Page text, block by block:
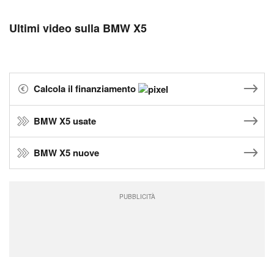
Ultimi video sulla BMW X5
Calcola il finanziamento
BMW X5 usate
BMW X5 nuove
PUBBLICITÀ